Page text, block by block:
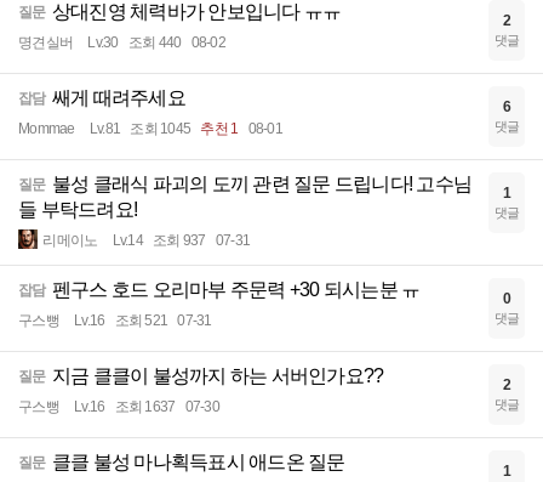
질문 상대진영 체력바가 안보입니다 ㅠㅠ
명견실버 Lv.30 조회 440 08-02
2
댓글
잡담 쌔게 때려주세요
Mommae Lv.81 조회 1045 추천 1 08-01
6
댓글
질문 불성 클래식 파괴의 도끼 관련 질문 드립니다! 고수님
들 부탁드려요!
리메이노 Lv.14 조회 937 07-31
1
댓글
잡담 펜구스 호드 오리마부 주문력 +30 되시는분 ㅠ
구스뻥 Lv.16 조회 521 07-31
0
댓글
질문 지금 클클이 불성까지 하는 서버인가요??
구스뻥 Lv.16 조회 1637 07-30
2
댓글
질문 클클 불성 마나획득표시 애드온 질문 1